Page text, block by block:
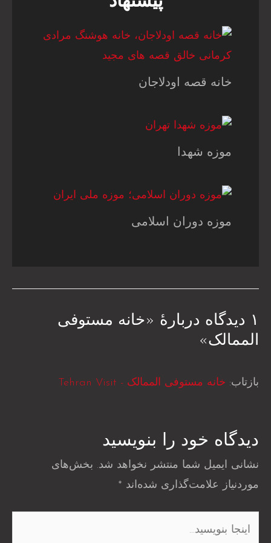
خانه قصه اودلاجان
موزه شهدا
موزه دوران اسلامی
۱ دیدگاه دربارهٔ «خانه مستوفی
الممالک»
بازتاب: خانه مستوفی الممالک - Tehran Visit
دیدگاه‌ خود را بنویسید
نشانی ایمیل شما منتشر نخواهد شد. بخش‌های
موردنیاز علامت‌گذاری شده‌اند *